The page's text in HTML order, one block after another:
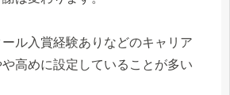
ル入賞経験ありなどのキャリア
高めに設定していることが多い